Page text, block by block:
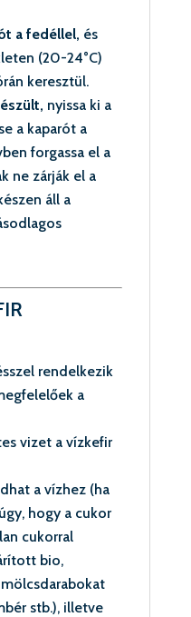
a fedéllel, és
(20-24°C)
keresztül.
nyissa ki a
a kaparót a
forgassa el a
ne zárják el a
áll a
rendelkezik
a
vizet a vízkefir
a vízhez (ha
hogy a cukor
cukorral
bio,
stb.), illetve